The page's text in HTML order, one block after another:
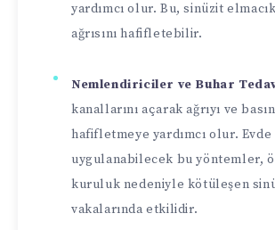
yardımcı olur. Bu, sinüzit
ağrısını hafifletebilir.
Nemlendiriciler ve Buhar
kanallarını açarak ağrıyı ve
hafifletmeye yardımcı olur. Evde
uygulanabilecek bu yöntemler,
kuruluk nedeniyle kötüleşen
vakalarında etkilidir.